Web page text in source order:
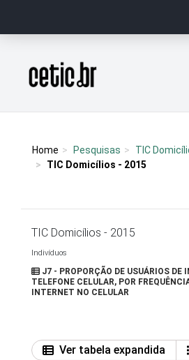
Página inicial
Home Pesquisas TIC
TIC Domicílios - 2015
TIC Domicílios - 2015
Indivíduos
J7 - PROPORÇÃO DE USUÁRIOS DE
TELEFONE CELULAR, POR
INTERNET NO CELULAR
Ver tabela expandida